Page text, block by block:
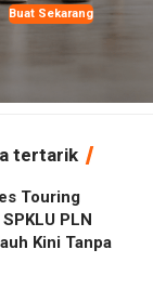
Buat Sekarang
tertarik
Touring
PLN
Kini Tanpa